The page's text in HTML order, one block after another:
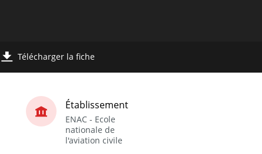
Télécharger la fiche
Établissement
ENAC - Ecole
nationale de
l'aviation civile